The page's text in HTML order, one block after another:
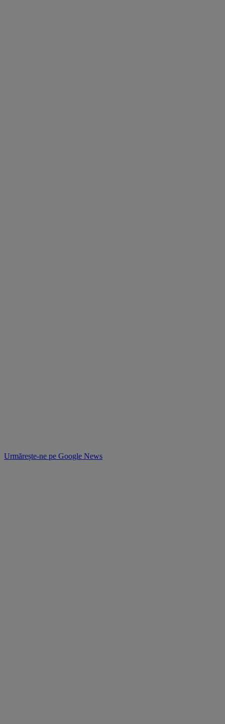
Urmărește-ne pe Google News